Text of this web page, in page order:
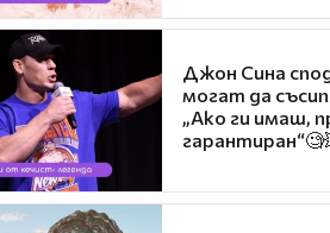
Джон Сина
могат да
„Ако ги имаш,